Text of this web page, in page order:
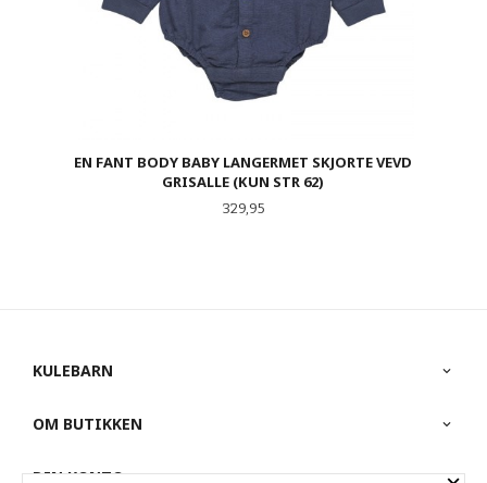
EN FANT BODY BABY LANGERMET SKJORTE VEVD
GRISALLE (KUN STR 62)
Pris
329,95
KULEBARN
OM BUTIKKEN
DIN KONTO